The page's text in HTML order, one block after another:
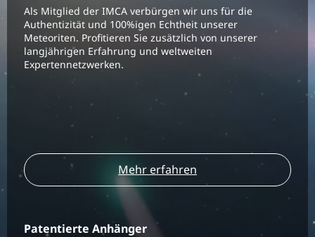
Als Mitglied der IMCA verbürgen wir uns für die
Authentizität und 100%igen Echtheit unserer
Meteoriten. Profitieren Sie zusätzlich von unserer
langjährigen Erfahrung und weltweiten
Expertennetzwerken.
Mehr erfahren
Patentierte Anhänger